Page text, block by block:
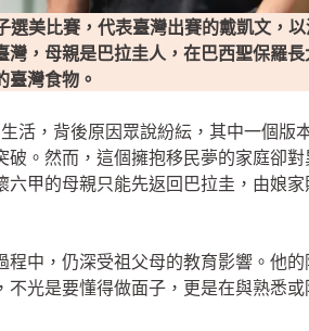
選美比賽，代表臺灣出賽的戴凱文，
，母親是巴拉圭人，在巴西聖保羅
臺灣食物。
活，背後原因眾說紛紜，其中一個版
。然而，這個擁抱移民夢的家庭卻
甲的母親只能先返回巴拉圭，由娘
中，仍深受祖父母的教育影響。他
光是要懂得做面子，更是在與熟悉